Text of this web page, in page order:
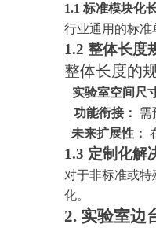
1.1 标准模块化
行业通用的标准
1.2 整体长度
整体长度的
实验室空间尺
功能衔接：
需
未来扩展性：
1.3 定制化解
对于非标准或
化。
2. 实验室边